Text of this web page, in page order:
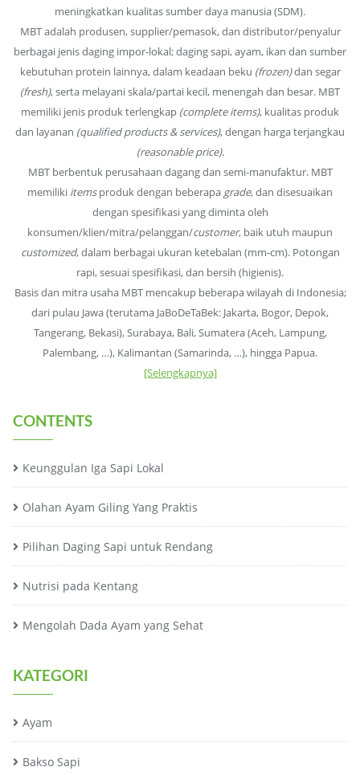
meningkatkan kualitas sumber daya manusia (SDM).
MBT adalah produsen, supplier/pemasok, dan distributor/penyalur
berbagai jenis daging impor-lokal; daging sapi, ayam, ikan dan sumber
kebutuhan protein lainnya, dalam keadaan beku (frozen)dan segar
(fresh), serta melayani skala/partai kecil, menengah dan besar. MBT
memiliki jenis produk terlengkap (complete items), kualitas produk
dan layanan (qualified products & services), dengan harga terjangkau
(reasonable price).
MBT berbentuk perusahaan dagang dan semi-manufaktur. MBT
memiliki itemsproduk dengan beberapa grade, dan disesuaikan
dengan spesifikasi yang diminta oleh
konsumen/klien/mitra/pelanggan/customer, baik utuh maupun
customized, dalam berbagai ukuran ketebalan (mm-cm). Potongan
rapi, sesuai spesifikasi, dan bersih (higienis).
Basis dan mitra usaha MBT mencakup beberapa wilayah di Indonesia;
dari pulau Jawa (terutama JaBoDeTaBek: Jakarta, Bogor, Depok,
Tangerang, Bekasi), Surabaya, Bali, Sumatera (Aceh, Lampung,
Palembang, …), Kalimantan (Samarinda, …), hingga Papua.
[Selengkapnya]
CONTENTS
Keunggulan Iga Sapi Lokal
Olahan Ayam Giling Yang Praktis
Pilihan Daging Sapi untuk Rendang
Nutrisi pada Kentang
Mengolah Dada Ayam yang Sehat
KATEGORI
Ayam
Bakso Sapi